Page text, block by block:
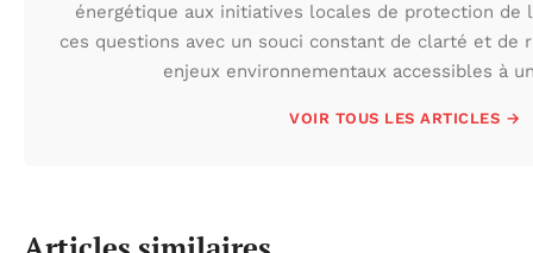
énergétique aux initiatives locales de protection de
ces questions avec un souci constant de clarté et de
enjeux environnementaux accessibles à
VOIR TOUS LES ARTICLES →